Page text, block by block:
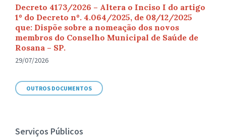
Decreto 4173/2026 – Altera o Inciso I do artigo
1º do Decreto nº. 4.064/2025, de 08/12/2025
que: Dispõe sobre a nomeação dos novos
membros do Conselho Municipal de Saúde de
Rosana – SP.
29/07/2026
OUTROS DOCUMENTOS
Serviços Públicos